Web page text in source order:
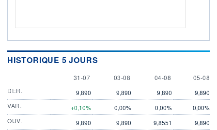
HISTORIQUE 5 JOURS
31 JULY
31-07 3 AUGUST
03-08 4 AUGUST
04-08 5
05-08
DER.
9,890 9,890 9,890
9,890
VAR.
+0,10% 0,00% 0,00%
0,00%
OUV.
9,890 9,890 9,8551
9,890